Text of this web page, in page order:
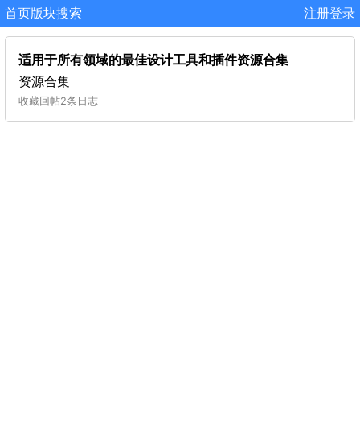
首页版块搜索 注册登录
适用于所有领域的最佳设计工具和插件资源合集
资源合集
收藏回帖2条日志